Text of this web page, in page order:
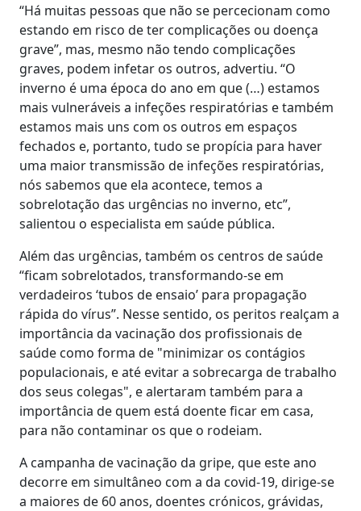
“Há muitas pessoas que não se percecionam como
estando em risco de ter complicações ou doença
grave”, mas, mesmo não tendo complicações
graves, podem infetar os outros, advertiu. “O
inverno é uma época do ano em que (…) estamos
mais vulneráveis a infeções respiratórias e também
estamos mais uns com os outros em espaços
fechados e, portanto, tudo se propícia para haver
uma maior transmissão de infeções respiratórias,
nós sabemos que ela acontece, temos a
sobrelotação das urgências no inverno, etc”,
salientou o especialista em saúde pública.
Além das urgências, também os centros de saúde
“ficam sobrelotados, transformando-se em
verdadeiros ‘tubos de ensaio’ para propagação
rápida do vírus”. Nesse sentido, os peritos realçam a
importância da vacinação dos profissionais de
saúde como forma de "minimizar os contágios
populacionais, e até evitar a sobrecarga de trabalho
dos seus colegas", e alertaram também para a
importância de quem está doente ficar em casa,
para não contaminar os que o rodeiam.
A campanha de vacinação da gripe, que este ano
decorre em simultâneo com a da covid-19, dirige-se
a maiores de 60 anos, doentes crónicos, grávidas,